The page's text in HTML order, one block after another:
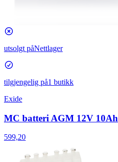
utsolgt påNettlager
tilgjengelig på1 butikk
Exide
MC batteri AGM 12V 10Ah
599,20